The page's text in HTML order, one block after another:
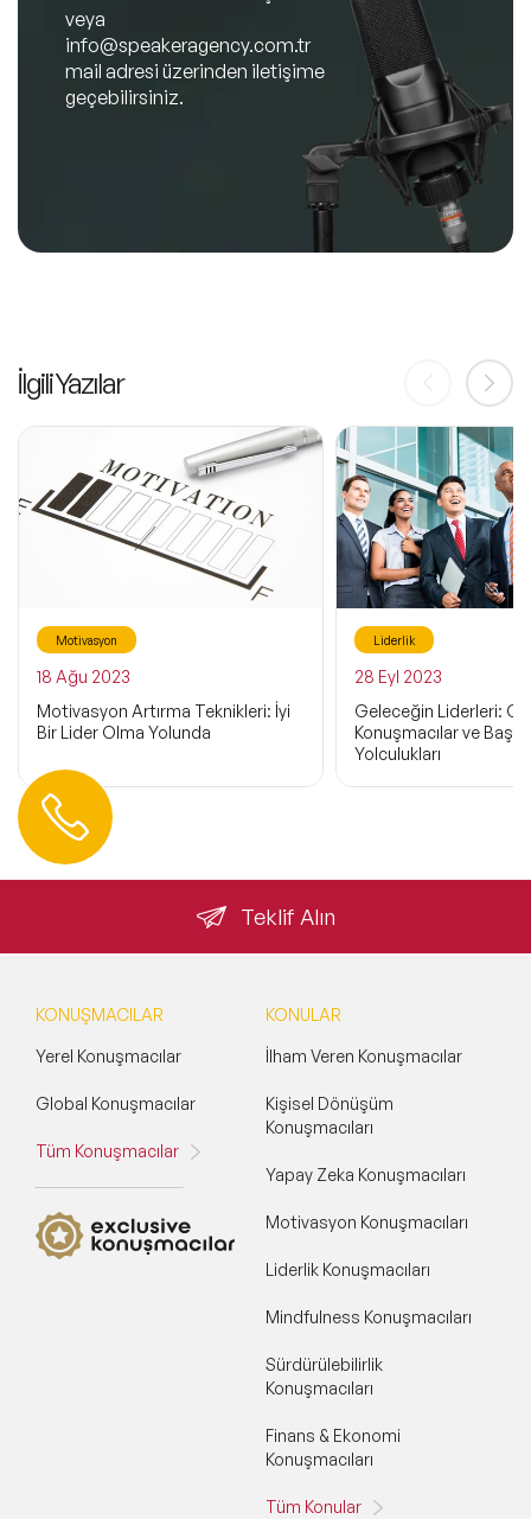
veya
info@speakeragency.com.tr
mail adresi üzerinden iletişime
geçebilirsiniz.
İlgili Yazılar
Motivasyon
18 Ağu 2023
Motivasyon Artırma Teknikleri: İyi
Bir Lider Olma Yolunda
Liderlik
28 Eyl 2023
Geleceğin Liderleri: C-
Konuşmacılar ve Başarı
Yolculukları
Teklif Alın
Hemen Ulaşın
KONUŞMACILAR
Yerel Konuşmacılar
Global Konuşmacılar
Tüm Konuşmacılar
KONULAR
İlham Veren Konuşmacılar
Kişisel Dönüşüm
Konuşmacıları
Yapay Zeka Konuşmacıları
Motivasyon Konuşmacıları
Liderlik Konuşmacıları
Mindfulness Konuşmacıları
Sürdürülebilirlik
Konuşmacıları
Finans & Ekonomi
Konuşmacıları
Tüm Konular